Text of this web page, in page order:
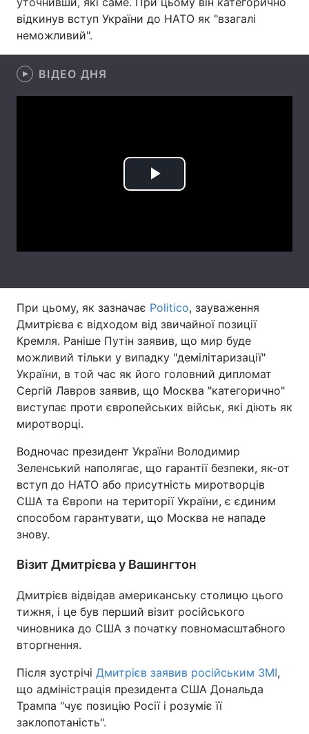
Лонгріди
Відео з Youtube
Інтерв'ю Думки
Тема оформлення
відкинув вступ України до НАТО як "взагалі
неможливий".
ВІДЕО ДНЯ
Play
При цьому, як зазначає Politico, зауваження
Дмитрієва є відходом від звичайної позиції
Кремля. Раніше Путін заявив, що мир буде
можливий тільки у випадку "демілітаризації"
України, в той час як його головний дипломат
Сергій Лавров заявив, що Москва "категорично"
виступає проти європейських військ, які діють як
миротворці.
Водночас президент України Володимир
Зеленський наполягає, що гарантії безпеки, як-от
вступ до НАТО або присутність миротворців
США та Європи на території України, є єдиним
способом гарантувати, що Москва не нападе
знову.
Візит Дмитрієва у Вашингтон
Дмитрієв відвідав американську столицю цього
тижня, і це був перший візит російського
чиновника до США з початку повномасштабного
вторгнення.
Після зустрічі Дмитрієв заявив російським ЗМІ,
що адміністрація президента США Дональда
Трампа "чує позицію Росії і розуміє її
заклопотаність".